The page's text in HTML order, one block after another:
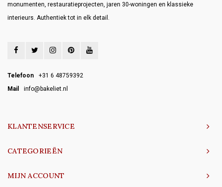
monumenten, restauratieprojecten, jaren 30-woningen en klassieke
interieurs. Authentiek tot in elk detail.
Telefoon
+31 6 48759392
Mail
info@bakeliet.nl
KLANTENSERVICE
CATEGORIEËN
MIJN ACCOUNT